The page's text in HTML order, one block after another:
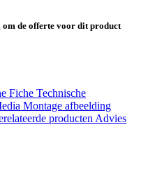
de offerte voor dit product
Fiche Technische
Montage afbeelding
producten Advies